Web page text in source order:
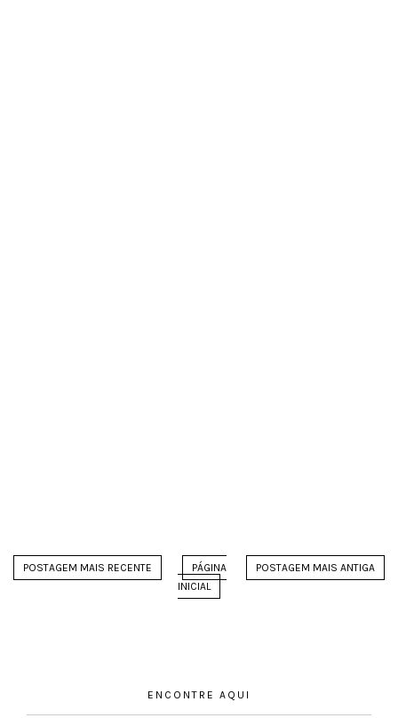
POSTAGEM MAIS RECENTE POSTAGEM MAIS ANTIGA
PÁGINA
INICIAL
ENCONTRE AQUI